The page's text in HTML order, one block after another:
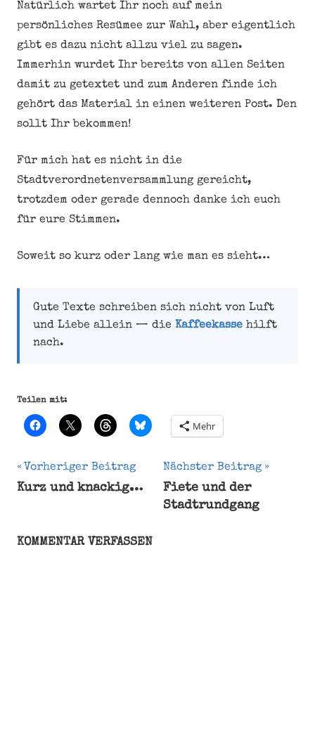
Natürlich wartet Ihr noch auf mein
persönliches Resümee zur Wahl, aber eigentlich
gibt es dazu nicht allzu viel zu sagen.
Immerhin wurdet Ihr bereits von allen Seiten
damit zu getextet und zum Anderen finde ich
gehört das Material in einen weiteren Post. Den
sollt Ihr bekommen!
Für mich hat es nicht in die
Stadtverordnetenversammlung gereicht,
trotzdem oder gerade dennoch danke ich euch
für eure Stimmen.
Soweit so kurz oder lang wie man es sieht…
Gute Texte schreiben sich nicht von Luft
und Liebe allein — die Kaffeekassehilft
nach.
Teilen mit:
Mehr
Karnivoren
Beitragsnavigation
Vorheriger Beitrag
Kurz und knackig…
Nächster Beitrag
Fiete und der
Stadtrundgang
KOMMENTAR VERFASSEN